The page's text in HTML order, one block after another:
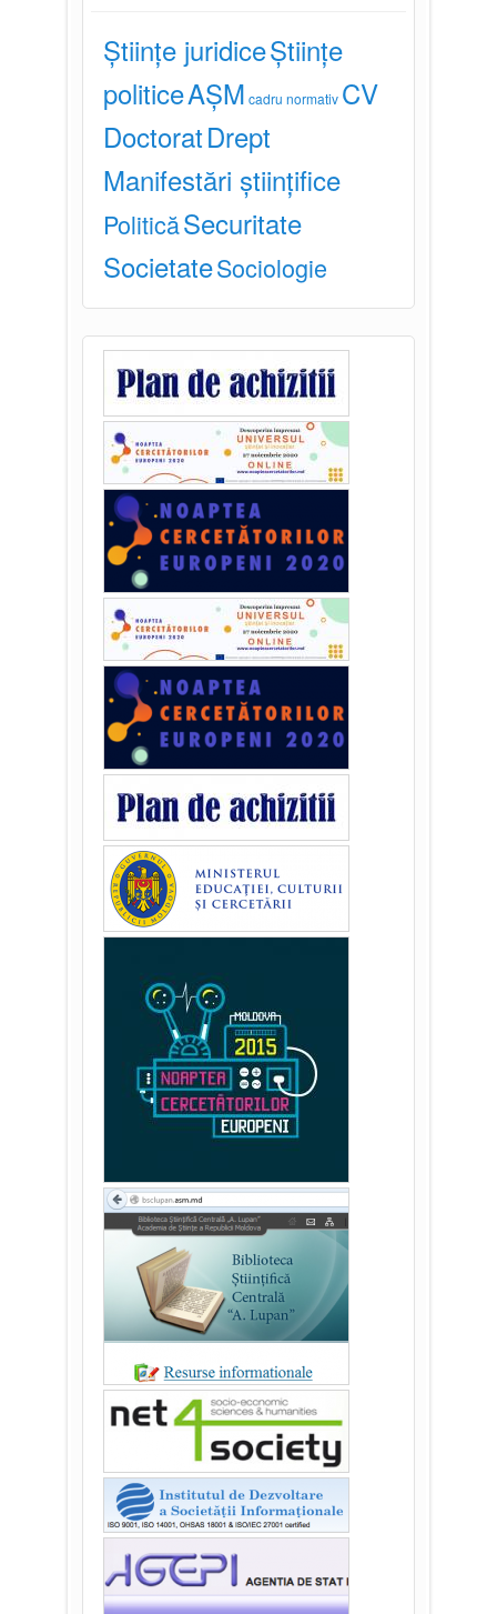
Științe juridiceȘtiințe
politiceAȘM cadru normativ CV
DoctoratDrept
Manifestări științifice
PoliticăSecuritate
SocietateSociologie